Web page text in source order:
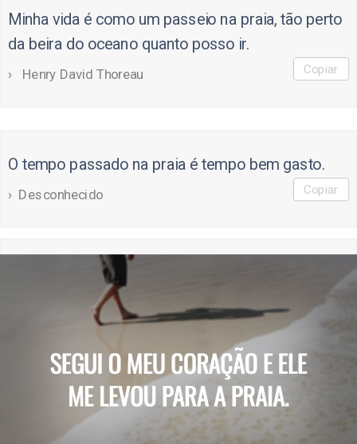
Minha vida é como um passeio na praia, tão perto
da beira do oceano quanto posso ir.
Henry David Thoreau Copiar
O tempo passado na praia é tempo bem gasto.
Desconhecido Copiar